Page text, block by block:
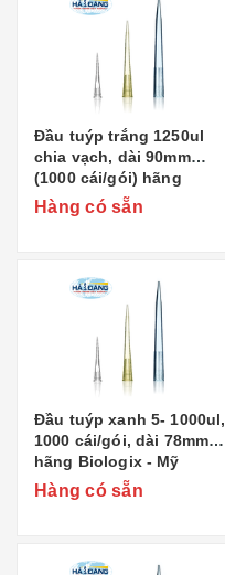
Đầu tuýp trắng 1250ul
chia vạch, dài 90mm
(1000 cái/gói) hãng
Biologix - Mỹ
Hàng có sẵn
Đầu tuýp xanh 5- 1000ul,
1000 cái/gói, dài 78mm
hãng Biologix - Mỹ
Hàng có sẵn